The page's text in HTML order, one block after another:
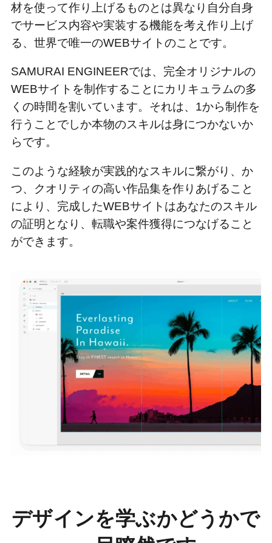
材を使って作り上げるものとは異なり自分自身
でサービス内容や実装する機能を考え作り上げ
る、世界で唯一のWEBサイトのことです。
SAMURAI ENGINEERでは、完全オリジナルの
WEBサイトを制作することにカリキュラムの多
くの時間を割いています。それは、1から制作を
行うことでしか本物のスキルは身につかないか
らです。
このような経験が実践的なスキルに繋がり、か
つ、クオリティの高い作品集を作りあげること
により、完成したWEBサイトはあなたのスキル
の証明となり、転職や案件獲得につなげること
ができます。
デザインを学ぶかどうかで